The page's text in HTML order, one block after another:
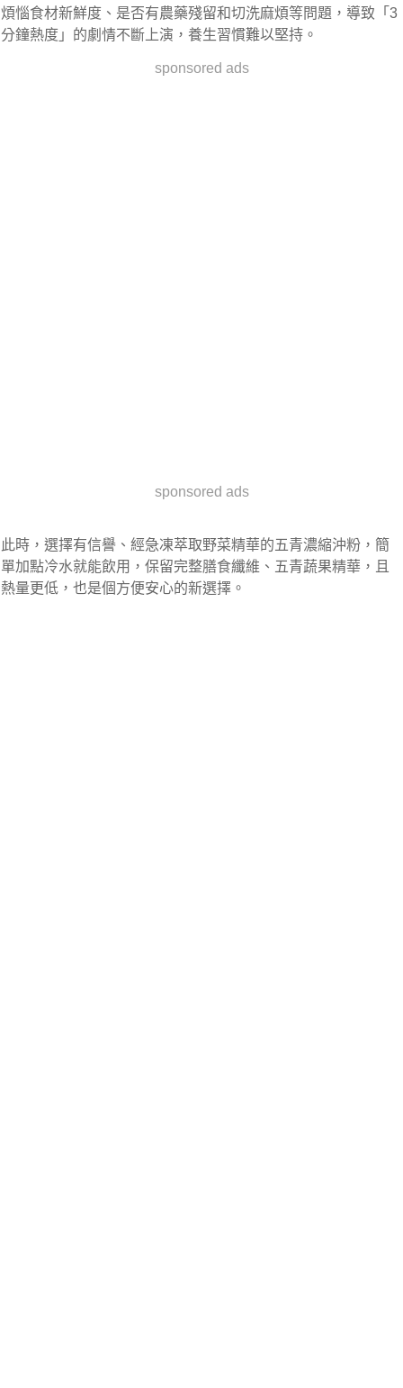
煩惱食材新鮮度、是否有農藥殘留和切洗麻煩等問題，導致「3
分鐘熱度」的劇情不斷上演，養生習慣難以堅持。
sponsored ads
sponsored ads
此時，選擇有信譽、經急凍萃取野菜精華的五青濃縮沖粉，簡
單加點冷水就能飲用，保留完整膳食纖維、五青蔬果精華，且
熱量更低，也是個方便安心的新選擇。